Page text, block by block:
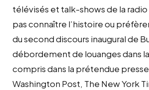
télévisés et talk-shows de la
pas connaître l’histoire ou
du second discours inaugural de
débordement de louanges dans
compris dans la prétendue
Washington Post, The New York